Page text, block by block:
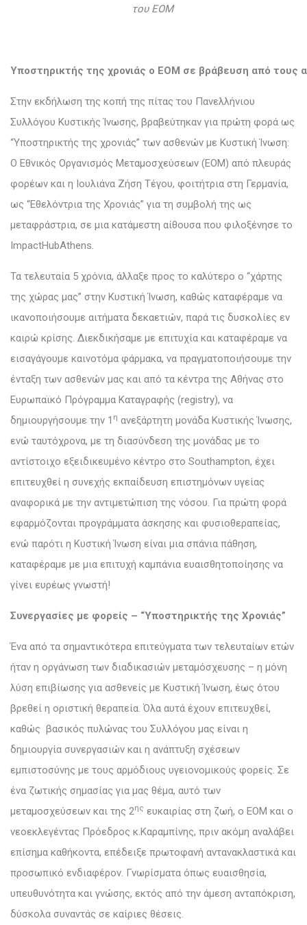
του ΕΟΜ
Υποστηρικτής της χρονιάς ο ΕΟΜ σε βράβευση από τους
Στην εκδήλωση της κοπή της πίτας του Πανελλήνιου
Συλλόγου Κυστικής Ίνωσης, βραβεύτηκαν για πρώτη φορά ως
“Υποστηρικτής της χρονιάς” των ασθενών με Κυστική Ίνωση:
Ο Εθνικός Οργανισμός Μεταμοσχεύσεων (ΕΟΜ) από πλευράς
φορέων και η Ιουλιάνα Ζήση Τέγου, φοιτήτρια στη Γερμανία,
ως “Εθελόντρια της Χρονιάς” για τη συμβολή της ως
μεταφράστρια, σε μια κατάμεστη αίθουσα που φιλοξένησε το
ImpactHubAthens.
Τα τελευταία 5 χρόνια, άλλαξε προς το καλύτερο ο “χάρτης
της χώρας μας” στην Κυστική Ίνωση, καθώς καταφέραμε να
ικανοποιήσουμε αιτήματα δεκαετιών, παρά τις δυσκολίες εν
καιρώ κρίσης. Διεκδικήσαμε με επιτυχία και καταφέραμε να
εισαγάγουμε καινοτόμα φάρμακα, να πραγματοποιήσουμε την
ένταξη των ασθενών μας και από τα κέντρα της Αθήνας στο
Ευρωπαϊκό Πρόγραμμα Καταγραφής (registry), να
δημιουργήσουμε την 1 η ανεξάρτητη μονάδα Κυστικής Ίνωσης,
ενώ ταυτόχρονα, με τη διασύνδεση της μονάδας με το
αντίστοιχο εξειδικευμένο κέντρο στο Southampton, έχει
επιτευχθεί η συνεχής εκπαίδευση επιστημόνων υγείας
αναφορικά με την αντιμετώπιση της νόσου. Για πρώτη φορά
εφαρμόζονται προγράμματα άσκησης και φυσιοθεραπείας,
ενώ παρότι η Κυστική Ίνωση είναι μια σπάνια πάθηση,
καταφέραμε με μια επιτυχή καμπάνια ευαισθητοποίησης να
γίνει ευρέως γνωστή!
Συνεργασίες με φορείς – “Υποστηρικτής της Χρονιάς”
Ένα από τα σημαντικότερα επιτεύγματα των τελευταίων ετών
ήταν η οργάνωση των διαδικασιών μεταμόσχευσης – η μόνη
λύση επιβίωσης για ασθενείς με Κυστική Ίνωση, έως ότου
βρεθεί η οριστική θεραπεία. Όλα αυτά έχουν επιτευχθεί,
καθώς βασικός πυλώνας του Συλλόγου μας είναι η
δημιουργία συνεργασιών και η ανάπτυξη σχέσεων
εμπιστοσύνης με τους αρμόδιους υγειονομικούς φορείς. Σε
ένα ζωτικής σημασίας για μας θέμα, αυτό των
μεταμοσχεύσεων και της 2ης ευκαιρίας στη ζωή, ο ΕΟΜ και ο
νεοεκλεγέντας Πρόεδρος κ.Καραμπίνης, πριν ακόμη αναλάβει
επίσημα καθήκοντα, επέδειξε πρωτοφανή αντανακλαστικά και
προσωπικό ενδιαφέρον. Γνωρίσματα όπως ευαισθησία,
υπευθυνότητα και γνώσης, εκτός από την άμεση ανταπόκριση,
δύσκολα συναντάς σε καίριες θέσεις.